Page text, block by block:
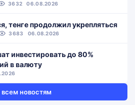
3632 06.08.2026
тенге продолжил укрепляться
3683 06.08.2026
инвестировать до 80%
в валюту
всем новостям